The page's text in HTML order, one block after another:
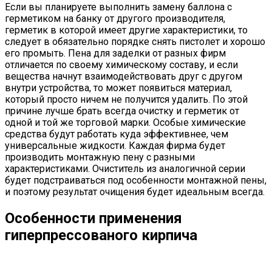
Если вы планируете выполнить замену баллона с
герметиком на банку от другого производителя,
герметик в которой имеет другие характеристики, то
следует в обязательно порядке снять пистолет и хорошо
его промыть. Пена для заделки от разных фирм
отличается по своему химическому составу, и если
вещества начнут взаимодействовать друг с другом
внутри устройства, то может появиться материал,
который просто ничем не получится удалить. По этой
причине лучше брать всегда очистку и герметик от
одной и той же торговой марки. Особые химические
средства будут работать куда эффективнее, чем
универсальные жидкости. Каждая фирма будет
производить монтажную пену с разными
характеристиками. Очиститель из аналогичной серии
будет подстраиваться под особенности монтажной пены,
и поэтому результат очищения будет идеальным всегда.
Особенности применения
гиперпрессованого кирпича